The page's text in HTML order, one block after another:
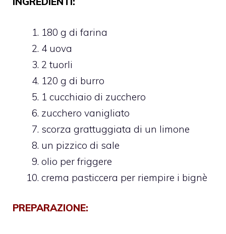
180 g di farina
4 uova
2 tuorli
120 g di burro
1 cucchiaio di zucchero
zucchero vanigliato
scorza grattuggiata di un limone
un pizzico di sale
olio per friggere
crema pasticcera per riempire i bignè
PREPARAZIONE: